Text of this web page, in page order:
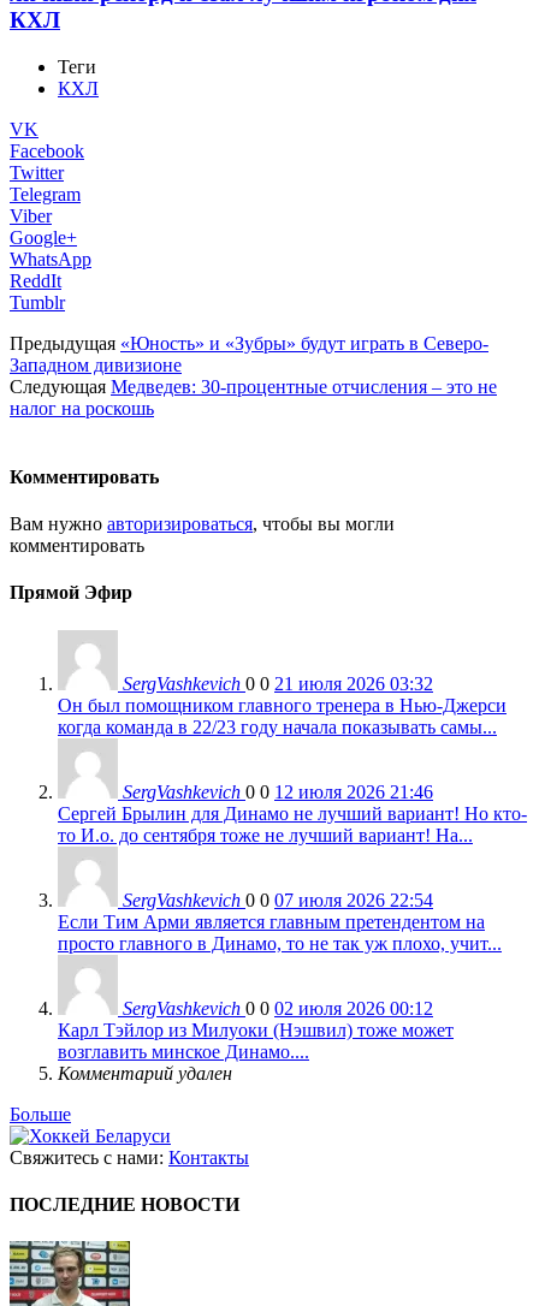
КХЛ
Теги
КХЛ
VK
Facebook
Twitter
Telegram
Viber
Google+
WhatsApp
ReddIt
Tumblr
Предыдущая «Юность» и «Зубры» будут играть в Северо-
Западном дивизионе
Следующая Медведев: 30-процентные отчисления – это не
налог на роскошь
Комментировать
Вам нужно авторизироваться, чтобы вы могли
комментировать
Прямой Эфир
SergVashkevich 0 0 21 июля 2026 03:32
Он был помощником главного тренера в Нью-Джерси
когда команда в 22/23 году начала показывать самы...
SergVashkevich 0 0 12 июля 2026 21:46
Сергей Брылин для Динамо не лучший вариант! Но кто-
то И.о. до сентября тоже не лучший вариант! На...
SergVashkevich 0 0 07 июля 2026 22:54
Если Тим Арми является главным претендентом на
просто главного в Динамо, то не так уж плохо, учит...
SergVashkevich 0 0 02 июля 2026 00:12
Карл Тэйлор из Милуоки (Нэшвил) тоже может
возглавить минское Динамо....
Комментарий удален
Больше
Свяжитесь с нами: Контакты
ПОСЛЕДНИЕ НОВОСТИ